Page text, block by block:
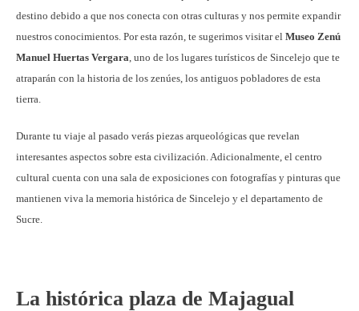
destino debido a que nos conecta con otras culturas y nos permite expandir
nuestros conocimientos. Por esta razón, te sugerimos visitar el Museo Zenú
Manuel Huertas Vergara , uno de los lugares turísticos de Sincelejo que te
atraparán con la historia de los zenúes, los antiguos pobladores de esta
tierra.
Durante tu viaje al pasado verás piezas arqueológicas que revelan
interesantes aspectos sobre esta civilización. Adicionalmente, el centro
cultural cuenta con una sala de exposiciones con fotografías y pinturas que
mantienen viva la memoria histórica de Sincelejo y el departamento de
Sucre.
La histórica plaza de Majagual